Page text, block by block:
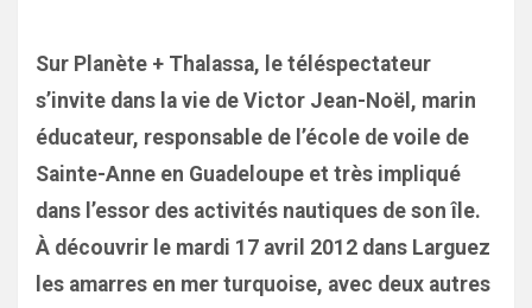
Sur Planète + Thalassa, le téléspectateur
s’invite dans la vie de Victor Jean-Noël, marin
éducateur, responsable de l’école de voile de
Sainte-Anne en Guadeloupe et très impliqué
dans l’essor des activités nautiques de son île.
À découvrir le mardi 17 avril 2012 dans Larguez
les amarres en mer turquoise, avec deux autres